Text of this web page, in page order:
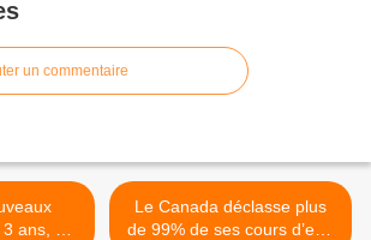
un commentaire
ans, un
Le Canada déclasse plus
de 99% de ses cours d’eau